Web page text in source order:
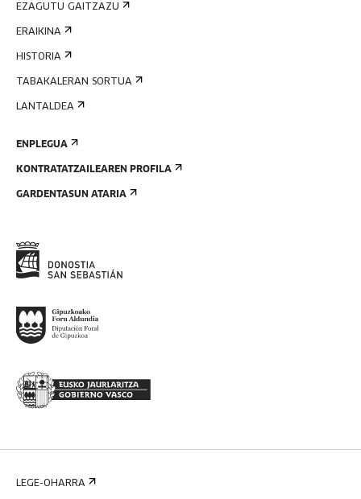
EZAGUTU GAITZAZU
ERAIKINA
HISTORIA
TABAKALERAN SORTUA
LANTALDEA
ENPLEGUA
KONTRATATZAILEAREN PROFILA
GARDENTASUN ATARIA
LEGE-OHARRA